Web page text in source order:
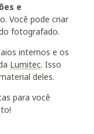
e
Você pode criar
fotografado.
internos e os
Lumitec. Isso
deles.
para você